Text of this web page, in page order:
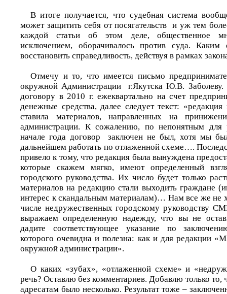
В итоге получается, что судебная система
может защитить себя от посягательств и уж тем
каждой статьи об этом деле, общественное
исключением, оборачивалось против суда.
восстановить справедливость, действуя в рамках
Отмечу и то, что имеется письмо
окружной Администрации г.Якутска Ю.В.
договору в 2010 г. ежеквартально на счет
денежные средства, далее следует текст:
ставила материалов, направленных на
администрации. К сожалению, по непонятным для
начале года договор заключен не был, хотя мы
дальнейшем работать по отлаженной схеме….
привело к тому, что редакция была вынуждена
которые скажем мягко, имеют определенный
городского руководства. Их число будет только
материалов на редакцию стали выходить граждане
интерес к скандальным материалам)… Нам все же не
числе недружественных городскому руководству
выражаем определенную надежду, что вы не
дадите соответствующее указание по
которого очевидна и полезна: как и для редакции
окружной администрации».
О каких «зубах», «отлаженной схеме» и
речь? Оставлю без комментариев. Добавлю только то,
адресатам было несколько. Результат тоже –